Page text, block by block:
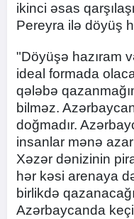
ikinci əsas
Pereyra ilə döyüş
"Döyüşə hazıram
ideal formada
qələbə
bilməz.
doğmadır.
insanlar mənə
Xəzər dənizinin
hər kəsi arenaya
birlikdə
Azərbaycanda